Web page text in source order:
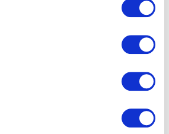
Webseite weiterhin nutzen.